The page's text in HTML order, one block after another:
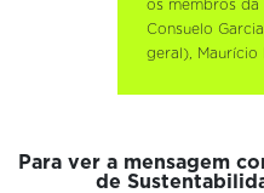
os membros
Consuelo
geral), Maurício
Para ver a mensagem
de